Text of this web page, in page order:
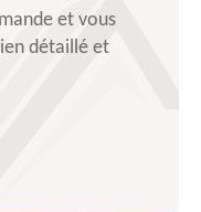
et vous
détaillé et